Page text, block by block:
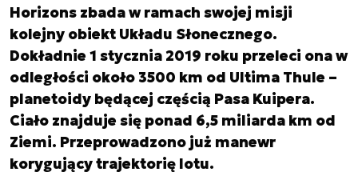
Horizons zbada w ramach swojej misji
kolejny obiekt Układu Słonecznego.
Dokładnie 1 stycznia 2019 roku przeleci ona w
odległości około 3500 km od Ultima Thule –
planetoidy będącej częścią Pasa Kuipera.
Ciało znajduje się ponad 6,5 miliarda km od
Ziemi. Przeprowadzono już manewr
korygujący trajektorię lotu.